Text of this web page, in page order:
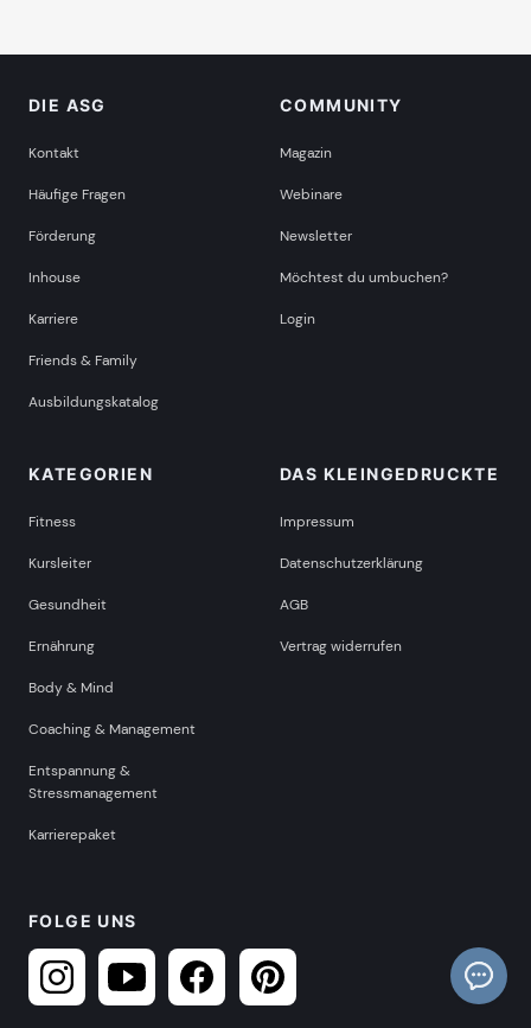
DIE ASG
Kontakt
Häufige Fragen
Förderung
Inhouse
Karriere
Friends & Family
Ausbildungskatalog
COMMUNITY
Magazin
Webinare
Newsletter
Möchtest du umbuchen?
Login
KATEGORIEN
Fitness
Kursleiter
Gesundheit
Ernährung
Body & Mind
Coaching & Management
Entspannung &
Stressmanagement
Karrierepaket
DAS KLEINGEDRUCKTE
Impressum
Datenschutzerklärung
AGB
Vertrag widerrufen
FOLGE UNS